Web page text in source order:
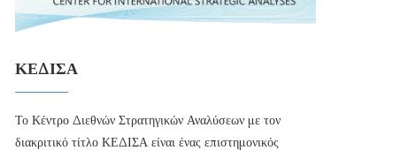
ΚΕΔΙΣΑ
Το Κέντρο Διεθνών Στρατηγικών Αναλύσεων με τον
διακριτικό τίτλο ΚΕΔΙΣΑ είναι ένας επιστημονικός